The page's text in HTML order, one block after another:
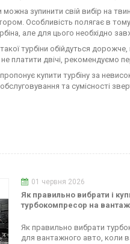
можна зупинити свій вибір на
Особливість полягає в
але для цього необхідно
турбіни обійдуться
платити двічі, рекомендуємо
купити турбіну за
та сумісності
01 червня 2026
Як правильно вибрати і
турбокомпресор на
Як правильно вибрати
для вантажного авто, коли